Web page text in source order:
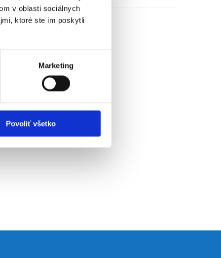
v oblasti sociálnych
ktoré ste im poskytli
Marketing
Povoliť všetko